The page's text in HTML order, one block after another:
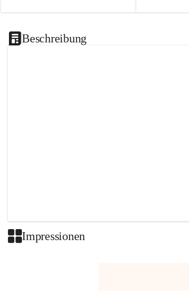
Beschreibung
Impressionen